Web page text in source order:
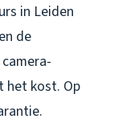
in Leiden
de
het kost. Op